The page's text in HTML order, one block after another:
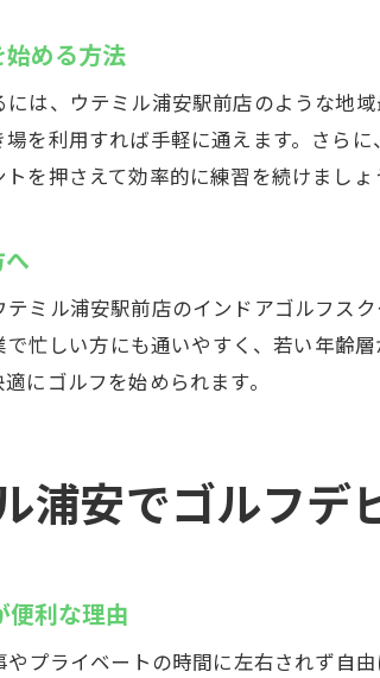
める方法
は、ウテミル浦安駅前店のような地
を利用すれば手軽に通えます。さら
を押さえて効率的に練習を続けましょ
ミル浦安駅前店のインドアゴルフス
忙しい方にも通いやすく、若い年齢
にゴルフを始められます。
浦安でゴルフデ
利な理由
プライベートの時間に左右されず自